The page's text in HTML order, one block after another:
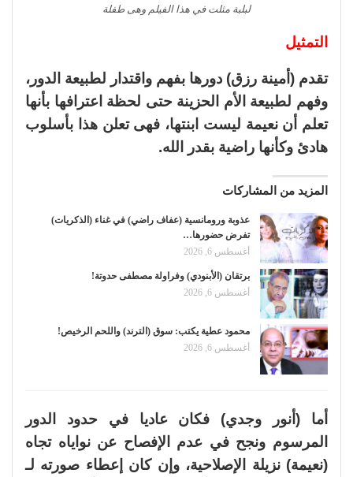
لبلبة مثلت في هذا الفيلم وهى طفلة
التمثيل
تقدم (أمينة رزق) دورها بفهم واقتدار لطبيعة الدور،
وفهم لطبيعة الأم الحزينة حتى لحظة اعترافها بأنها
تعلم أن نعيمة ليست ابنتها، فهى تعلن هذا بأسلوب
هادئ وكأنها راضية بقدر الله.
المزيد من المشاركات
عذوبة ورومانسية (عفاف راضي) في غناء (الذكريات)
تفرض حضورها…
أغسطس 6, 2026
برتقان (الأبنودي) وفراولة مصطفى حدوتة!
أغسطس 6, 2026
محمود عطية يكتب: سوق (الترند) واللحم الرخيص!
أغسطس 6, 2026
أما (أنور وجدي) فكان عاديا في حدود الدور
المرسوم ونجح في عدم الإفصاح عن نواياه تجاه
(نعيمة) نزيلة الإصلاحية، وإن كان إعطاء صورته لـ